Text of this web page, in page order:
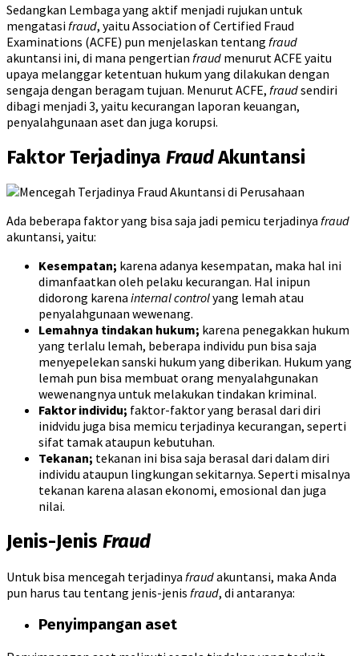
Sedangkan Lembaga yang aktif menjadi rujukan untuk
mengatasi fraud, yaitu Association of Certified Fraud
Examinations (ACFE) pun menjelaskan tentang fraud
akuntansi ini, di mana pengertian fraud menurut ACFE yaitu
upaya melanggar ketentuan hukum yang dilakukan dengan
sengaja dengan beragam tujuan. Menurut ACFE, fraudsendiri
dibagi menjadi 3, yaitu kecurangan laporan keuangan,
penyalahgunaan aset dan juga korupsi.
Faktor Terjadinya FraudAkuntansi
Ada beberapa faktor yang bisa saja jadi pemicu terjadinya fraud
akuntansi, yaitu:
Kesempatan; karena adanya kesempatan, maka hal ini
dimanfaatkan oleh pelaku kecurangan. Hal inipun
didorong karena internal controlyang lemah atau
penyalahgunaan wewenang.
Lemahnya tindakan hukum; karena penegakkan hukum
yang terlalu lemah, beberapa individu pun bisa saja
menyepelekan sanski hukum yang diberikan. Hukum yang
lemah pun bisa membuat orang menyalahgunakan
wewenangnya untuk melakukan tindakan kriminal.
Faktor individu; faktor-faktor yang berasal dari diri
inidvidu juga bisa memicu terjadinya kecurangan, seperti
sifat tamak ataupun kebutuhan.
Tekanan; tekanan ini bisa saja berasal dari dalam diri
individu ataupun lingkungan sekitarnya. Seperti misalnya
tekanan karena alasan ekonomi, emosional dan juga
nilai.
Jenis-Jenis Fraud
Untuk bisa mencegah terjadinya fraudakuntansi, maka Anda
pun harus tau tentang jenis-jenis fraud, di antaranya:
Penyimpangan aset